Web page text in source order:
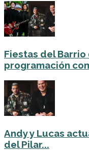
Fiestas del Barrio
programación
Andy y Lucas
del Pilar...